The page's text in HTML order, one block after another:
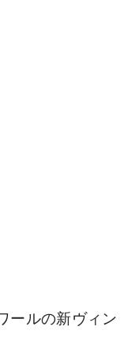
ールの新ヴィン